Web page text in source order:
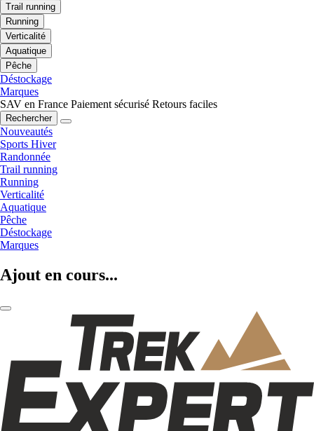
Trail running
Running
Verticalité
Aquatique
Pêche
Déstockage
Marques
SAV en France Paiement sécurisé Retours faciles
Rechercher
Nouveautés
Sports Hiver
Randonnée
Trail running
Running
Verticalité
Aquatique
Pêche
Déstockage
Marques
Ajout en cours...